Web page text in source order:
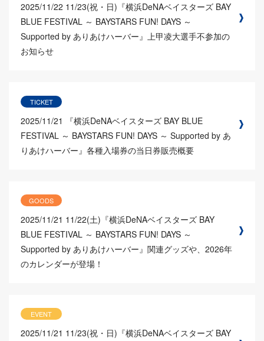
2025/11/22 11/23(祝・日)『横浜DeNAベイスターズ BAY
BLUE FESTIVAL ～ BAYSTARS FUN! DAYS ～
Supported by ありあけハーバー』上甲凌大選手不参加の
お知らせ
TICKET
2025/11/21
『横浜DeNAベイスターズ BAY BLUE
FESTIVAL ～ BAYSTARS FUN! DAYS ～ Supported by あ
りあけハーバー』各種入場券の当日券販売概要
GOODS
2025/11/21 11/22(土)『横浜DeNAベイスターズ BAY
BLUE FESTIVAL ～ BAYSTARS FUN! DAYS ～
Supported by ありあけハーバー』関連グッズや、2026年
のカレンダーが登場！
EVENT
2025/11/21 11/23(祝・日)『横浜DeNAベイスターズ BAY